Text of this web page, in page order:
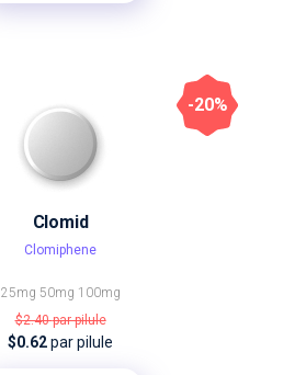
Clomid
Clomiphene
25mg 50mg 100mg
$2.40par pilule
$0.62par pilule
-20%